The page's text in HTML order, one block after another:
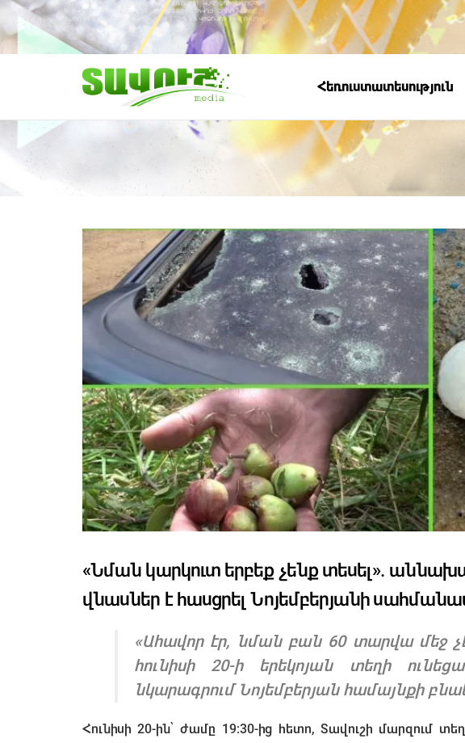
Հեռուստատեսություն
«Նման կարկուտ երբեք չենք տեսել».
վնասներ է հասցրել Նոյեմբերյանի
«Ահավոր էր, նման բան 60 տարվա մեջ
հունիսի 20-ի երեկոյան տեղի
նկարագրում Նոյեմբերյան համայնքի
Հունիսի 20-ին՝ ժամը 19:30-ից հետո, Տավուշի մարզում